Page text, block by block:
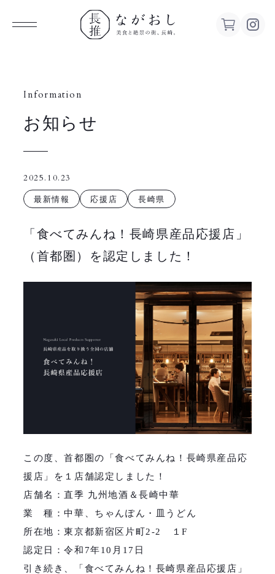
し 美食
と絶景の
崎。
Information
お知らせ
2025.10.23
最新情報 応援店 長崎県
「食べてみんね！長崎県産品応援店」
（首都圏）を認定しました！
この度、首都圏の「食べてみんね！長崎県産品応
援店」を１店舗認定しました！
店舗名：直季 九州地酒＆長崎中華
業 種：中華、ちゃんぽん・皿うどん
所在地：東京都新宿区片町2-2 １F
認定日：令和7年10月17日
引き続き、「食べてみんね！長崎県産品応援店」